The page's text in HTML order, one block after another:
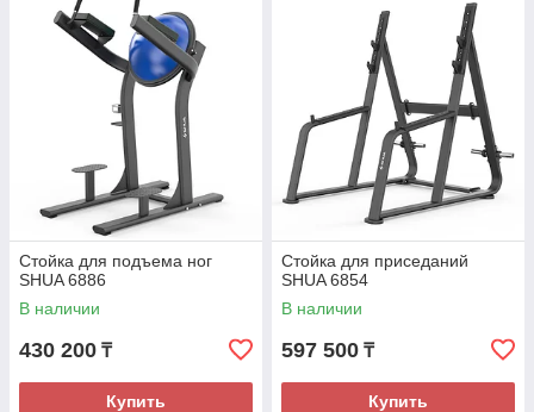
Стойка для подъема ног
SHUA 6886
В наличии
430 200 ₸
Купить
Стойка для приседаний
SHUA 6854
В наличии
597 500 ₸
Купить